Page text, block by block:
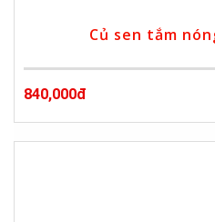
Củ sen tắm
840,000đ